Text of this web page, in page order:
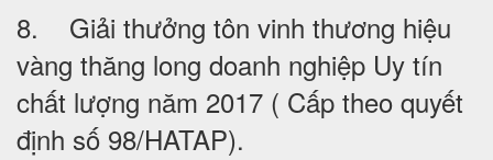
8. Giải thưởng tôn vinh thương hiệu
vàng thăng long doanh nghiệp Uy tín
chất lượng năm 2017 ( Cấp theo quyết
định số 98/HATAP).